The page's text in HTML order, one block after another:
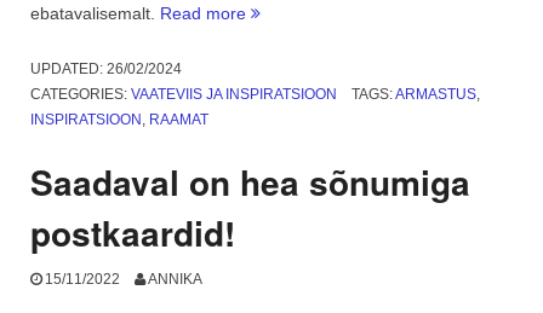
ebatavalisemalt. Read more “Miks
müügilt
UPDATED: 26/02/2024
CATEGORIES: VAATEVIIS JA INSPIRATSIOON TAGS:ARMASTUS,
INSPIRATSIOON , RAAMAT
Saadaval on hea sõnumiga
postkaardid!
15/11/2022 ANNIKA